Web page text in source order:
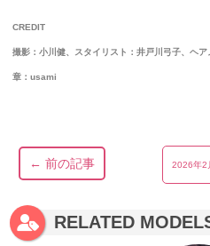
CREDIT
撮影：小川健、スタイリスト：井戸川弓子、ヘ
章：usami
← 前の記事 2026年2
RELATED